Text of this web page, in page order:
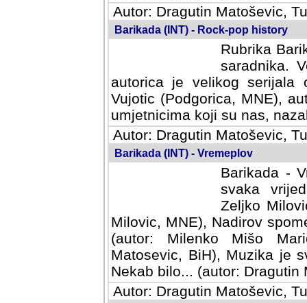
Autor: Dragutin Matoševic,
Barikada (INT) - Rock-pop history
Rubrika
saradnika.
autorica je velikog serijala
Vujotic (Podgorica, MNE),
umjetnicima koji su nas,
Autor: Dragutin Matoševic,
Barikada (INT) - Vremeplov
Barikada -
svaka
Milovic,
MNE), Nadirov spomenar
Milenko Mišo Maric, UK),
Muzika je svirala (autor:
(autor: Dragutin Matosevic,
Autor: Dragutin Matoševic,